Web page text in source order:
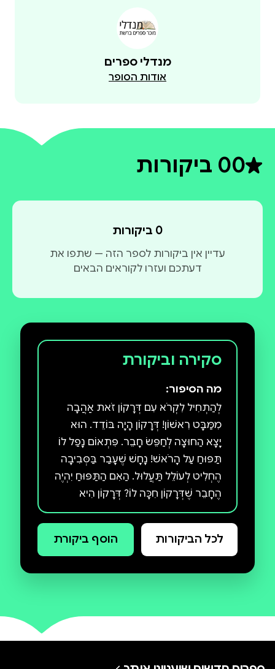
מנדלי ספרים
אודות הסופר
0דירוג ממוצע 0 מתוך 5
0 ביקורות
0 ביקורות
עדיין אין ביקורות לספר הזה — שתפו את
דעתכם ועזרו לקוראים הבאים
סקירה וביקורת
מה הסיפור:
לְהַתְחִיל לִקְרֹא עִם דְּרָקוֹן זֹאת אַהֲבָה
מִמַּבָּט רִאשׁוֹן! דְּרָקוֹן הָיָה בּוֹדֵד. הוּא
יָצָא הַחוּצָה לְחַפֵּשׂ חָבֵר. פִּתְאוֹם נָפַל לוֹ
תַּפּוּחַ עַל הָרֹאשׁ! נָחָשׁ שֶׁעָבַר בַּסְּבִיבָה
הֶחְלִיט לְעוֹלֵל תַּעֲלוּל. הַאִם הַתַּפּוּחַ יִהְיֶה
הֶחָבֵר שֶׁדְּרָקוֹן חִכָּה לוֹ? דְּרָקוֹן הִיא
סִדְרָה לְרֵאשִׁית קְרִיאָה מֵאֵת הַסּוֹפֵר
וְהַמְּאַיֵּר דָאב פִּילְקִי, יוֹצֵר קֶפְּטֶן
תַּחְתּוֹנִים, אִישׁ הַכֶּלֶב, מוֹעֲדוֹן הַקּוֹמִיקְס
לכל הביקורות הוסף ביקורת